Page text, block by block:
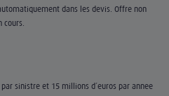
dans les devis. Offre non
sinistre et 15 millions d’euros par année